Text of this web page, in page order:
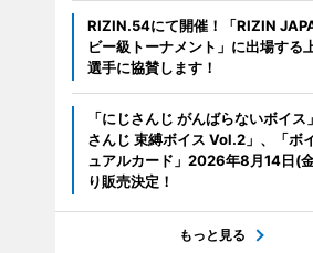
RIZIN.54にて開催！「RIZIN
ビー級トーナメント」に出場する
選手に協賛します！
「にじさんじ がんばらないボイス
さんじ 束縛ボイス Vol.2」、「ボ
ュアルカード」2026年8月14日(
り販売決定！
もっと見る